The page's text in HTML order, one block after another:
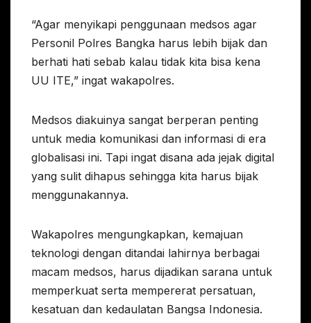
“Agar menyikapi penggunaan medsos agar
Personil Polres Bangka harus lebih bijak dan
berhati hati sebab kalau tidak kita bisa kena
UU ITE,” ingat wakapolres.
Medsos diakuinya sangat berperan penting
untuk media komunikasi dan informasi di era
globalisasi ini. Tapi ingat disana ada jejak digital
yang sulit dihapus sehingga kita harus bijak
menggunakannya.
Wakapolres mengungkapkan, kemajuan
teknologi dengan ditandai lahirnya berbagai
macam medsos, harus dijadikan sarana untuk
memperkuat serta mempererat persatuan,
kesatuan dan kedaulatan Bangsa Indonesia.